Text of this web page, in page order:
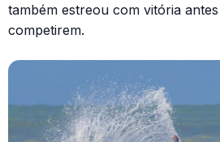
também estreou com vitória
competirem.